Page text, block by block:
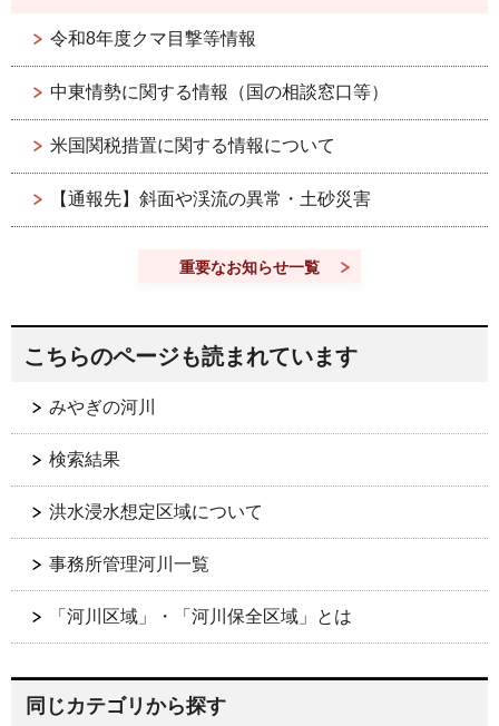
令和8年度クマ目撃等情報
中東情勢に関する情報（国の相談窓口等）
米国関税措置に関する情報について
【通報先】斜面や渓流の異常・土砂災害
重要なお知らせ一覧
こちらのページも読まれています
みやぎの河川
検索結果
洪水浸水想定区域について
事務所管理河川一覧
「河川区域」・「河川保全区域」とは
同じカテゴリから探す